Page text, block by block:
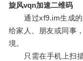
旋风vqn加速二维码
通过xf9.im生成的
给家人、朋友或同事
境。
只需在手机上扫描